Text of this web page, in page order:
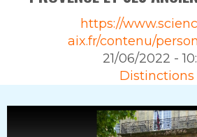
https://
aix.fr/contenu/
21/06/2022 -
Distinctions